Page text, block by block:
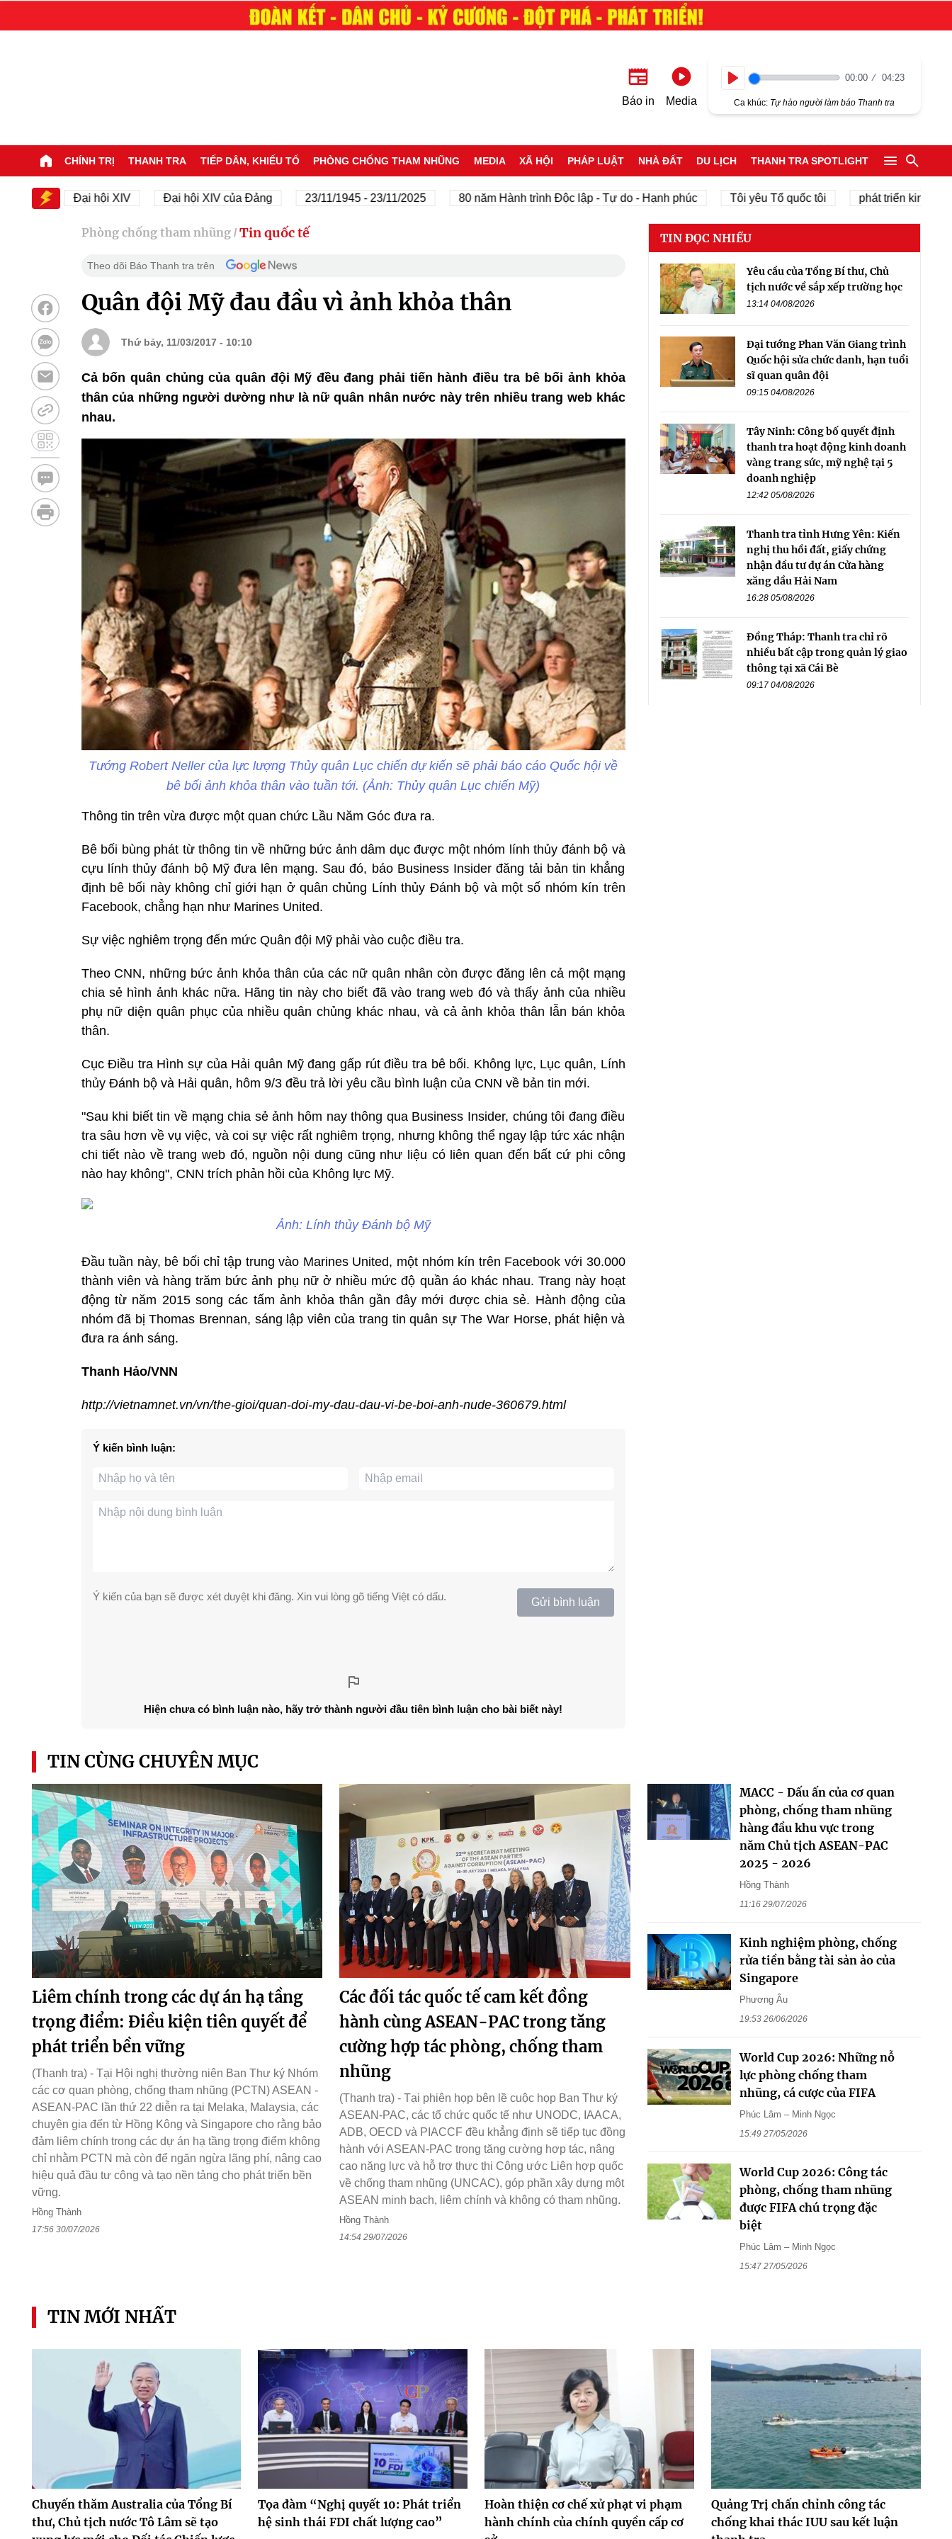
Báo in Media
00:00 04:23
Ca khúc: Tự hào người làm báo Thanh tra
CHÍNH TRỊ THANH TRA TIẾP DÂN, KHIẾU TỐ PHÒNG CHỐNG THAM NHŨNG MEDIA XÃ HỘI PHÁP LUẬT NHÀ ĐẤT DU LỊCH THANH TRA SPOTLIGHT
Đại hội XIV Đại hội XIV của Đảng 23/11/1945 - 23/11/2025 80 năm Hành trình Độc lập - Tự do - Hạnh phúc Tôi yêu Tổ quốc tôi phát triển kinh tế tư nhân
Phòng chống tham nhũng / Tin quốc tế
Theo dõi Báo Thanh tra trên
Quân đội Mỹ đau đầu vì ảnh khỏa thân
Thứ bảy, 11/03/2017 - 10:10
Cả bốn quân chủng của quân đội Mỹ đều đang phải tiến hành điều tra bê bối ảnh khỏa
thân của những người dường như là nữ quân nhân nước này trên nhiều trang web khác
nhau.
Tướng Robert Neller của lực lượng Thủy quân Lục chiến dự kiến sẽ phải báo cáo Quốc hội về
bê bối ảnh khỏa thân vào tuần tới. (Ảnh: Thủy quân Lục chiến Mỹ)
Thông tin trên vừa được một quan chức Lầu Năm Góc đưa ra.
Bê bối bùng phát từ thông tin về những bức ảnh dâm dục được một nhóm lính thủy đánh bộ và
cựu lính thủy đánh bộ Mỹ đưa lên mạng. Sau đó, báo Business Insider đăng tải bản tin khẳng
định bê bối này không chỉ giới hạn ở quân chủng Lính thủy Đánh bộ và một số nhóm kín trên
Facebook, chẳng hạn như Marines United.
Sự việc nghiêm trọng đến mức Quân đội Mỹ phải vào cuộc điều tra.
Theo CNN, những bức ảnh khỏa thân của các nữ quân nhân còn được đăng lên cả một mạng
chia sẻ hình ảnh khác nữa. Hãng tin này cho biết đã vào trang web đó và thấy ảnh của nhiều
phụ nữ diện quân phục của nhiều quân chủng khác nhau, và cả ảnh khỏa thân lẫn bán khỏa
thân.
Cục Điều tra Hình sự của Hải quân Mỹ đang gấp rút điều tra bê bối. Không lực, Lục quân, Lính
thủy Đánh bộ và Hải quân, hôm 9/3 đều trả lời yêu cầu bình luận của CNN về bản tin mới.
"Sau khi biết tin về mạng chia sẻ ảnh hôm nay thông qua Business Insider, chúng tôi đang điều
tra sâu hơn về vụ việc, và coi sự việc rất nghiêm trọng, nhưng không thể ngay lập tức xác nhận
chi tiết nào về trang web đó, nguồn nội dung cũng như liệu có liên quan đến bất cứ phi công
nào hay không", CNN trích phản hồi của Không lực Mỹ.
Ảnh: Lính thủy Đánh bộ Mỹ
Đầu tuần này, bê bối chỉ tập trung vào Marines United, một nhóm kín trên Facebook với 30.000
thành viên và hàng trăm bức ảnh phụ nữ ở nhiều mức độ quần áo khác nhau. Trang này hoạt
động từ năm 2015 song các tấm ảnh khỏa thân gần đây mới được chia sẻ. Hành động của
nhóm đã bị Thomas Brennan, sáng lập viên của trang tin quân sự The War Horse, phát hiện và
đưa ra ánh sáng.
Thanh Hảo/VNN
http://vietnamnet.vn/vn/the-gioi/quan-doi-my-dau-dau-vi-be-boi-anh-nude-360679.html
Ý kiến bình luận:
Ý kiến của bạn sẽ được xét duyệt khi đăng. Xin vui lòng gõ tiếng Việt có dấu. Gửi bình luận
Hiện chưa có bình luận nào, hãy trở thành người đầu tiên bình luận cho bài biết này!
TIN ĐỌC NHIỀU
Yêu cầu của Tổng Bí thư, Chủ
tịch nước về sắp xếp trường học
13:14 04/08/2026
Đại tướng Phan Văn Giang trình
Quốc hội sửa chức danh, hạn tuổi
sĩ quan quân đội
09:15 04/08/2026
Tây Ninh: Công bố quyết định
thanh tra hoạt động kinh doanh
vàng trang sức, mỹ nghệ tại 5
doanh nghiệp
12:42 05/08/2026
Thanh tra tỉnh Hưng Yên: Kiến
nghị thu hồi đất, giấy chứng
nhận đầu tư dự án Cửa hàng
xăng dầu Hải Nam
16:28 05/08/2026
Đồng Tháp: Thanh tra chỉ rõ
nhiều bất cập trong quản lý giao
thông tại xã Cái Bè
09:17 04/08/2026
TIN CÙNG CHUYÊN MỤC
Liêm chính trong các dự án hạ tầng
trọng điểm: Điều kiện tiên quyết để
phát triển bền vững
(Thanh tra) - Tại Hội nghị thường niên Ban Thư ký Nhóm
các cơ quan phòng, chống tham nhũng (PCTN) ASEAN -
ASEAN-PAC lần thứ 22 diễn ra tại Melaka, Malaysia, các
chuyên gia đến từ Hồng Kông và Singapore cho rằng bảo
đảm liêm chính trong các dự án hạ tầng trọng điểm không
chỉ nhằm PCTN mà còn để ngăn ngừa lãng phí, nâng cao
hiệu quả đầu tư công và tạo nền tảng cho phát triển bền
vững.
Hồng Thành
17:56 30/07/2026
Các đối tác quốc tế cam kết đồng
hành cùng ASEAN-PAC trong tăng
cường hợp tác phòng, chống tham
nhũng
(Thanh tra) - Tại phiên họp bên lề cuộc họp Ban Thư ký
ASEAN-PAC, các tổ chức quốc tế như UNODC, IAACA,
ADB, OECD và PIACCF đều khẳng định sẽ tiếp tục đồng
hành với ASEAN-PAC trong tăng cường hợp tác, nâng
cao năng lực và hỗ trợ thực thi Công ước Liên hợp quốc
về chống tham nhũng (UNCAC), góp phần xây dựng một
ASEAN minh bạch, liêm chính và không có tham nhũng.
Hồng Thành
14:54 29/07/2026
MACC - Dấu ấn của cơ quan
phòng, chống tham nhũng
hàng đầu khu vực trong
năm Chủ tịch ASEAN-PAC
2025 - 2026
Hồng Thành
11:16 29/07/2026
Kinh nghiệm phòng, chống
rửa tiền bằng tài sản ảo của
Singapore
Phương Âu
19:53 26/06/2026
World Cup 2026: Những nỗ
lực phòng chống tham
nhũng, cá cược của FIFA
Phúc Lâm – Minh Ngọc
15:49 27/05/2026
World Cup 2026: Công tác
phòng, chống tham nhũng
được FIFA chú trọng đặc
biệt
Phúc Lâm – Minh Ngọc
15:47 27/05/2026
TIN MỚI NHẤT
Chuyến thăm Australia của Tổng Bí
thư, Chủ tịch nước Tô Lâm sẽ tạo
Tọa đàm “Nghị quyết 10: Phát triển
hệ sinh thái FDI chất lượng cao”
Hoàn thiện cơ chế xử phạt vi phạm
hành chính của chính quyền cấp cơ
Quảng Trị chấn chỉnh công tác
chống khai thác IUU sau kết luận